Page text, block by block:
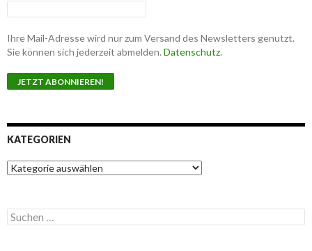
Ihre Mail-Adresse wird nur zum Versand des Newsletters genutzt.
Sie können sich jederzeit abmelden. Datenschutz.
KATEGORIEN
K
a
g
o
S
u